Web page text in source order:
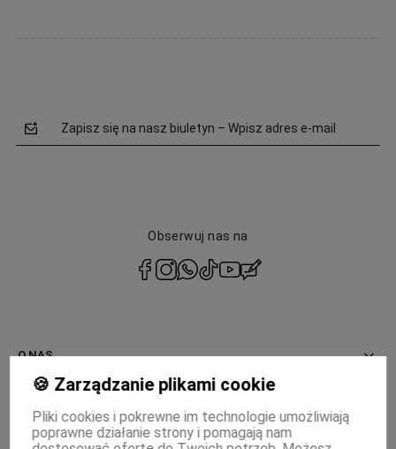
Zapisz się na nasz biuletyn – Wpisz adres e-mail
Obserwuj nas na
O NAS
INFORMACJE
PŁATNOŚCI I DOSTAWA
🍪 Zarządzanie plikami cookie
Pliki cookies i pokrewne im technologie umożliwiają
poprawne działanie strony i pomagają nam